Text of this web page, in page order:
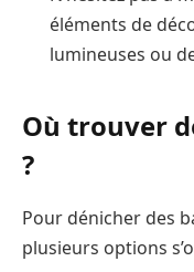
éléments de
lumineuses ou
Où trouver
?
Pour dénicher des
plusieurs options